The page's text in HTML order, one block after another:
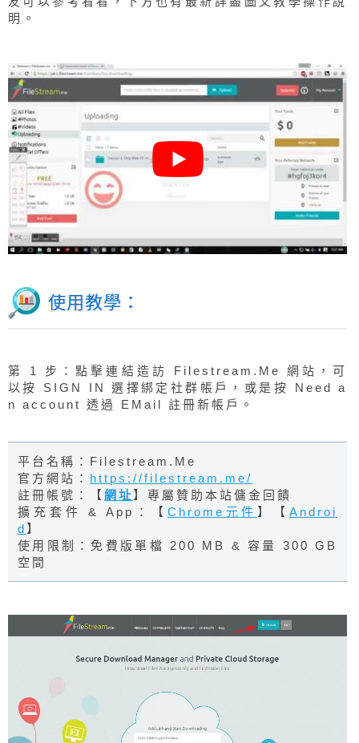
明。
使用教學：
第 1 步：點擊連結造訪 Filestream.Me 網站，可
以按 SIGN IN 選擇綁定社群帳戶，或是按 Need a
n account 透過 EMail 註冊新帳戶。
平台名稱：Filestream.Me
官方網站： https://filestream.me/
註冊帳號：【 網址 】專屬贊助本站傭金回饋
擴充套件 & App：【 Chrome元件 】【Androi
d 】
使用限制：免費版單檔 200 MB & 容量 300 GB
空間